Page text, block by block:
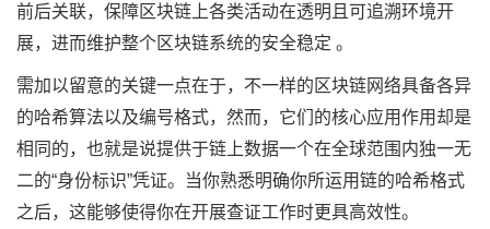
前后关联，保障区块链上各类活动在透明且可追溯环境开
展，进而维护整个区块链系统的安全稳定 。
需加以留意的关键一点在于，不一样的区块链网络具备各异
的哈希算法以及编号格式，然而，它们的核心应用作用却是
相同的，也就是说提供于链上数据一个在全球范围内独一无
二的“身份标识”凭证。当你熟悉明确你所运用链的哈希格式
之后，这能够使得你在开展查证工作时更具高效性。